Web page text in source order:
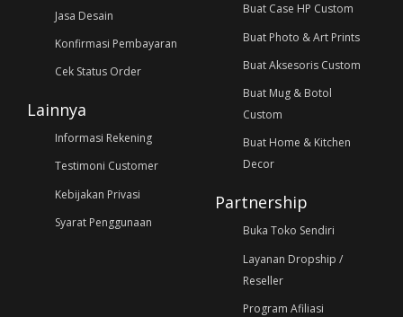
Jasa Desain
Konfirmasi Pembayaran
Cek Status Order
Lainnya
Informasi Rekening
Testimoni Customer
Kebijakan Privasi
Syarat Penggunaan
Buat Case HP Custom
Buat Photo & Art Prints
Buat Aksesoris Custom
Buat Mug & Botol
Custom
Buat Home & Kitchen
Decor
Partnership
Buka Toko Sendiri
Layanan Dropship /
Reseller
Program Afiliasi